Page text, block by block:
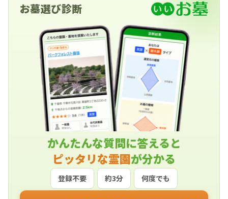
お墓選び診断
かんたんな質問に答えると
ピッタリな霊園が分かる
登録不要 約3分 何度でも